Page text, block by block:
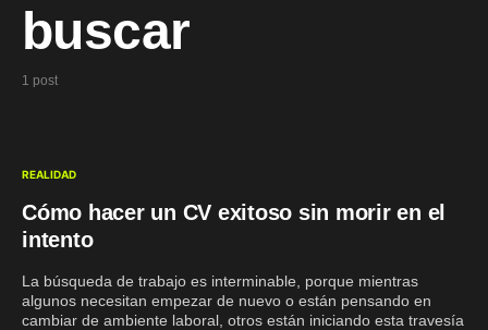
buscar
1 post
REALIDAD
Cómo hacer un CV exitoso sin morir en el
intento
La búsqueda de trabajo es interminable, porque mientras
algunos necesitan empezar de nuevo o están pensando en
cambiar de ambiente laboral, otros están iniciando esta travesía